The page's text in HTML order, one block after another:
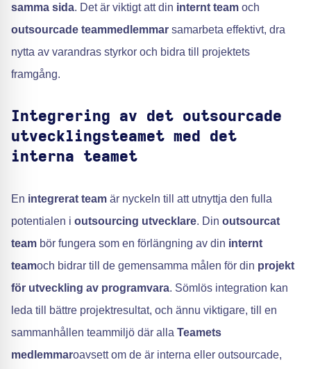
samma sida. Det är viktigt att din internt team och
outsourcade teammedlemmar samarbeta effektivt, dra
nytta av varandras styrkor och bidra till projektets
framgång.
Integrering av det outsourcade
utvecklingsteamet med det
interna teamet
En integrerat team är nyckeln till att utnyttja den fulla
potentialen i outsourcing utvecklare. Din outsourcat
team bör fungera som en förlängning av din internt
teamoch bidrar till de gemensamma målen för din projekt
för utveckling av programvara. Sömlös integration kan
leda till bättre projektresultat, och ännu viktigare, till en
sammanhållen teammiljö där alla Teamets
medlemmaroavsett om de är interna eller outsourcade,